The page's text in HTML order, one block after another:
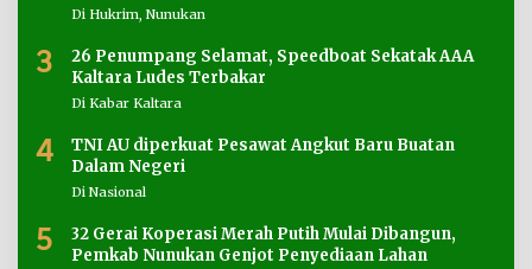
Di Hukrim, Nunukan
3
26 Penumpang Selamat, Speedboat Sekatak AAA
Kaltara Ludes Terbakar
Di Kabar Kaltara
4
TNI AU diperkuat Pesawat Angkut Baru Buatan
Dalam Negeri
Di Nasional
5
32 Gerai Koperasi Merah Putih Mulai Dibangun,
Pemkab Nunukan Genjot Penyediaan Lahan